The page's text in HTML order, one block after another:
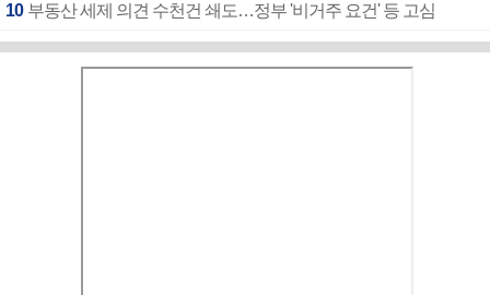
10 부동산 세제 의견 수천건 쇄도…정부 '비거주 요건' 등 고심